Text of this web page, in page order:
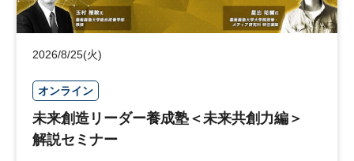
2026/8/25(火)
オンライン
未来創造リーダー養成塾＜未来共創力編＞
解説セミナー